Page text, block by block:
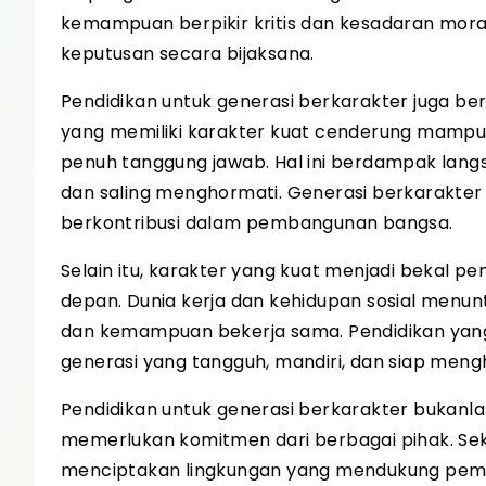
kemampuan berpikir kritis dan kesadaran
keputusan secara bijaksana.
Pendidikan untuk generasi berkarakter juga
yang memiliki karakter kuat cenderung
penuh tanggung jawab. Hal ini berdampak
dan saling menghormati. Generasi
berkontribusi dalam pembangunan bangsa.
Selain itu, karakter yang kuat menjadi bekal
depan. Dunia kerja dan kehidupan sosial
dan kemampuan bekerja sama. Pendidikan
generasi yang tangguh, mandiri, dan siap
Pendidikan untuk generasi berkarakter
memerlukan komitmen dari berbagai pihak.
menciptakan lingkungan yang mendukung